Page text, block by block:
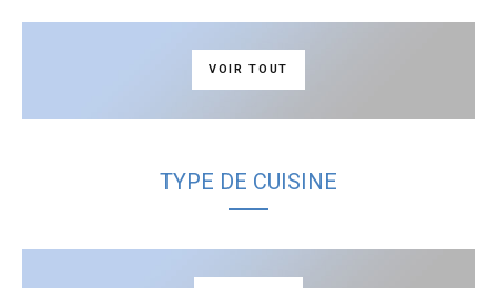
VOIR TOUT
TYPE DE CUISINE